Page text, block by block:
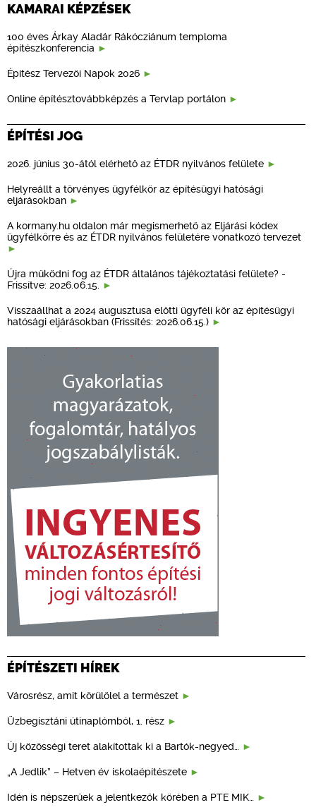
KAMARAI KÉPZÉSEK
100 éves Árkay Aladár Rákócziánum temploma
építészkonferencia
Építész Tervezői Napok 2026
Online építésztovábbképzés a Tervlap portálon
ÉPÍTÉSI JOG
2026. június 30-ától elérhető az ÉTDR nyilvános felülete
Helyreállt a törvényes ügyfélkör az építésügyi hatósági
eljárásokban
A kormany.hu oldalon már megismerhető az Eljárási kódex
ügyfélkörre és az ÉTDR nyilvános felületére vonatkozó tervezet
Újra működni fog az ÉTDR általános tájékoztatási felülete? -
Frissítve: 2026.06.15.
Visszaállhat a 2024 augusztusa előtti ügyféli kör az építésügyi
hatósági eljárásokban (Frissítés: 2026.06.15.)
ÉPÍTÉSZETI HÍREK
Városrész, amit körülölel a természet
Üzbegisztáni útinaplómból, 1. rész
Új közösségi teret alakítottak ki a Bartók-negyed…
„A Jedlik” – Hetven év iskolaépítészete
Idén is népszerűek a jelentkezők körében a PTE MIK…